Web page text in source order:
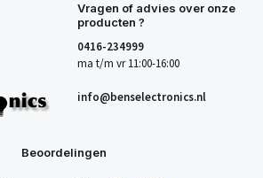
Vragen of advies over onze
producten ?
0416-234999
ma t/m vr 11:00-16:00
info@benselectronics.nl
Beoordelingen